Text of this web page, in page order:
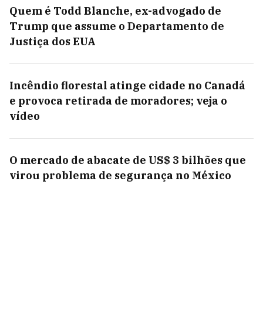
Quem é Todd Blanche, ex-advogado de
Trump que assume o Departamento de
Justiça dos EUA
Incêndio florestal atinge cidade no Canadá
e provoca retirada de moradores; veja o
vídeo
O mercado de abacate de US$ 3 bilhões que
virou problema de segurança no México